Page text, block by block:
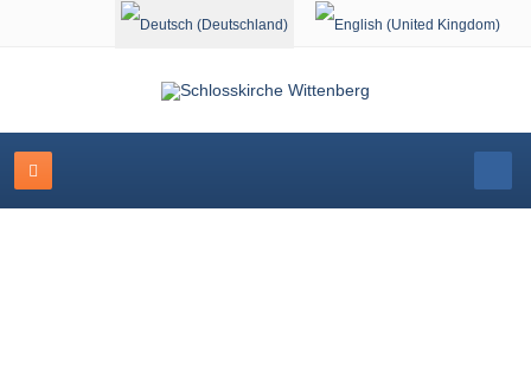
Sprache auswählen